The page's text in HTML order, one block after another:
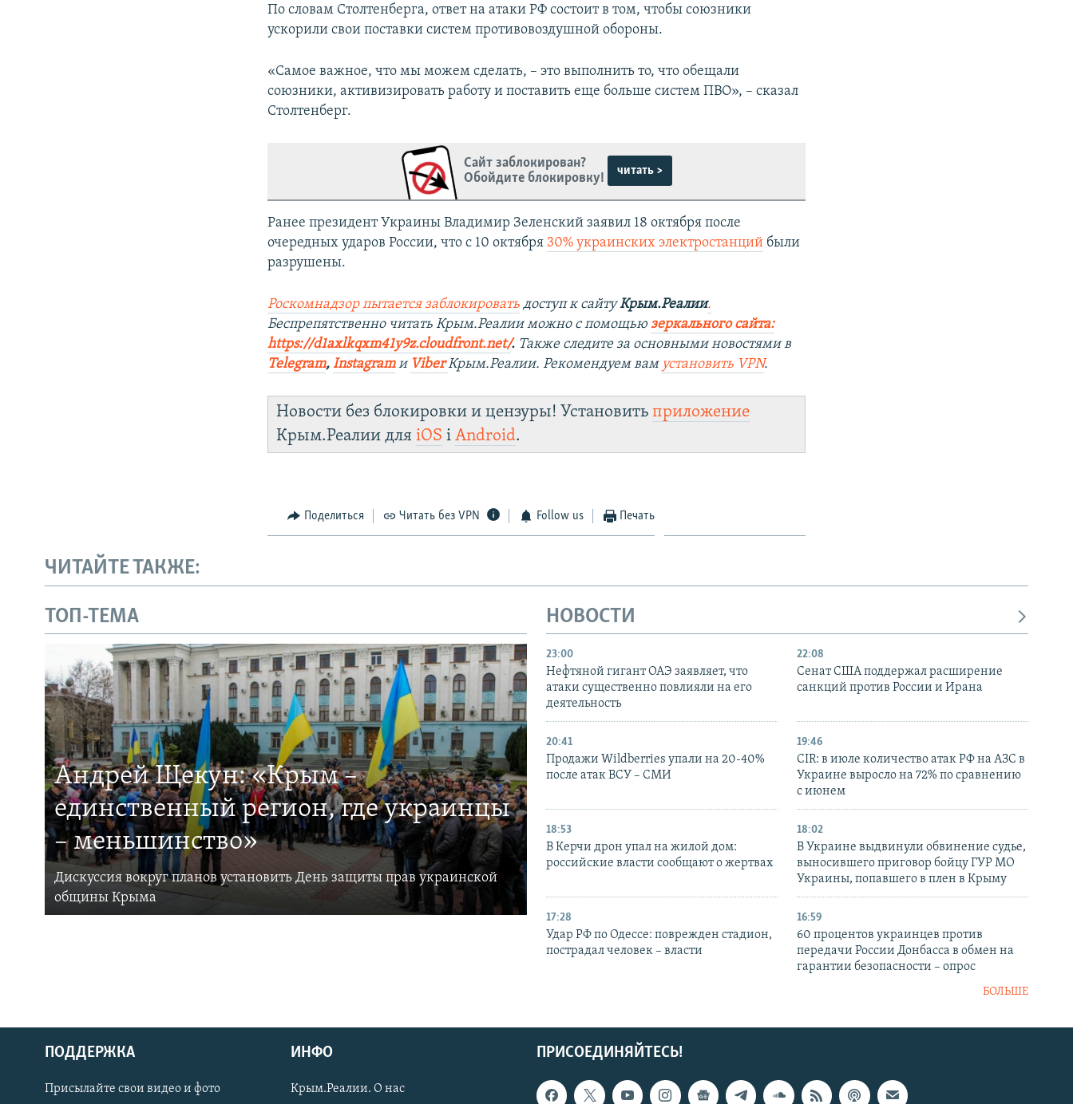
Українською
По словам Столтенберга, ответ на атаки РФ состоит в том, чтобы союзники
ускорили свои поставки систем противовоздушной обороны.
«Самое важное, что мы можем сделать, – это выполнить то, что обещали
союзники, активизировать работу и поставить еще больше систем ПВО», – сказал
Столтенберг.
Сайт заблокирован?
Обойдите блокировку!
читать >
Ранее президент Украины Владимир Зеленский заявил 18 октября после
очередных ударов России, что с 10 октября 30% украинских электростанций были
разрушены.
Роскомнадзор пытается заблокировать доступ к сайтуКрым.Реалии.
Беспрепятственно читать Крым.Реалии можно с помощьюзеркального сайта:
https://d1axlkqxm41y9z.cloudfront.net/. ​ Также следите за основными новостями в
Telegram, Instagram и ViberКрым.Реалии. Рекомендуем вам установить VPN.
Новости без блокировки и цензуры! Установитьприложение
Крым.Реалии дляiOS іAndroid.
Поделиться Читать без VPN Follow us Печать
ЧИТАЙТЕ ТАКЖЕ:
ТОП-ТЕМА
Андрей Щекун: «Крым –
единственный регион, где украинцы
– меньшинство»
Дискуссия вокруг планов установить День защиты прав украинской
общины Крыма
НОВОСТИ
23:00
Нефтяной гигант ОАЭ заявляет, что
атаки существенно повлияли на его
деятельность
22:08
Сенат США поддержал расширение
санкций против России и Ирана
20:41
Продажи Wildberries упали на 20-40%
после атак ВСУ – СМИ
19:46
CIR: в июле количество атак РФ на АЗС в
Украине выросло на 72% по сравнению
с июнем
18:53
В Керчи дрон упал на жилой дом:
российские власти сообщают о жертвах
18:02
В Украине выдвинули обвинение судье,
выносившего приговор бойцу ГУР МО
Украины, попавшего в плен в Крыму
17:28
Удар РФ по Одессе: поврежден стадион,
пострадал человек – власти
16:59
60 процентов украинцев против
передачи России Донбасса в обмен на
гарантии безопасности – опрос
БОЛЬШЕ
ПРИСОЕДИНЯЙТЕСЬ!
ПОДДЕРЖКА
Присылайте свои видео и фото
ИНФО
Крым.Реалии. О нас